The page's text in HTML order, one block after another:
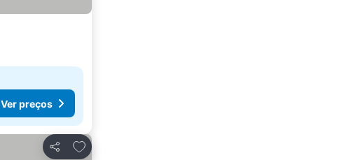
Ver preços
Partilhar
Adicionar aos favoritos